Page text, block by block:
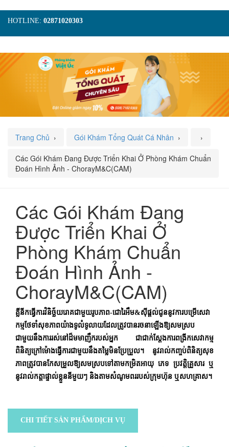
HOTLINE: 02871020303
TRANG CHỦ
GIỚI THIỆU
TIN TỨC
DỊCH VỤ
GÓI KHÁM
HÌNH ẢNH
LIÊN HỆ
ĐẶT LỊCH KHÁM
Trang Chủ › Gói Khám Tổng Quát Cá Nhân › ›
Các Gói Khám Đang Được Triển Khai Ở Phòng Khám Chuẩn
Đoán Hình Ảnh - ChorayM&C(CAM)
Các Gói Khám Đang
Được Triển Khai Ở
Phòng Khám Chuẩn
Đoán Hình Ảnh -
ChorayM&C(CAM)
គ្លីនីកធ្វើការវិនិច្ឆ័យរោគជាមួយរូបភាព-ជោរៃអឹម&ស៊ីផ្តល់ជូននូវការបម្រើសេវា
កម្មថែទាំសុខភាពយ៉ាងទូលំទូលាយដែលត្រូវបានរចនាឡើងឱ្យសមស្រប
ជាមួយនឹងការរស់នៅដ៏មមាញឹករបស់អ្នក ជាជាក់ស្តែងការពង្រីកសេវាកម្ម
ពិនិត្យក្រៅម៉ោងធ្វើការជាមួយនឹងតម្លៃមិនប្រែប្រួល។ នូវរាល់កញ្ចប់ពិនិត្យសុខ
ភាពត្រូវបានកែសម្រួលឱ្យសមស្របទៅតាមកម្រិតអាយុ ភេទ ប្រវត្តិគ្រួសារ ឬ
នូវរាល់កត្តាផ្ទាល់ខ្លួននីមួយៗ និងតាមសំណូមពររបស់ក្រុមហ៊ុន ឬសហគ្រាស។
CHI TIẾT SẢN PHẨM/DỊCH VỤ